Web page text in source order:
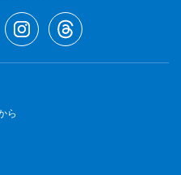
ら